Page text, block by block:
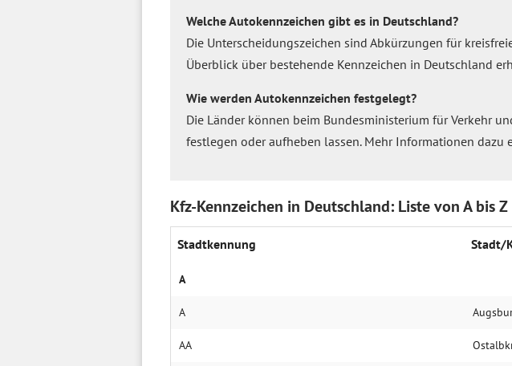
Welche Autokennzeichen gibt es in Deutschland?
Die Unterscheidungszeichen sind Abkürzungen für
Überblick über bestehende Kennzeichen in Deutschland
Wie werden Autokennzeichen festgelegt?
Die Länder können beim Bundesministerium für Verkehr
festlegen oder aufheben lassen. Mehr Informationen dazu
Kfz-Kennzeichen in Deutschland: Liste von A bis Z
Stadtkennung Stadt/
A
A
AA